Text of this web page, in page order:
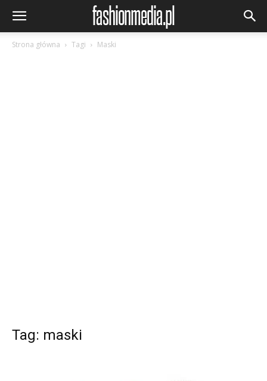
Strona główna Tagi Maski
Tag: maski